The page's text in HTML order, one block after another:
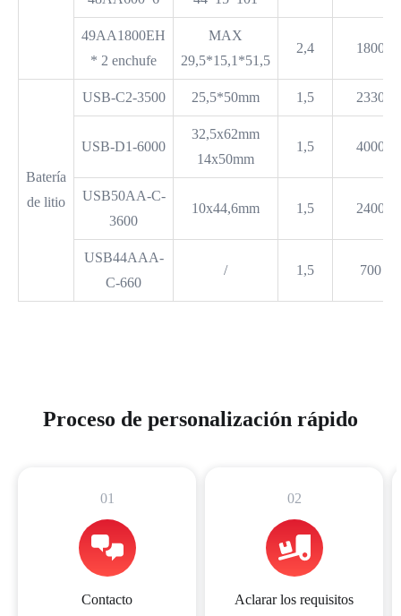
49AA1800EH
* 2 enchufe
MAX
29,5*15,1*51,5
2,4 1800
Batería
de litio
USB-C2-3500 25,5*50mm 1,5 2330
USB-D1-6000
32,5x62mm
14x50mm
1,5 4000
USB50AA-C-
3600
10x44,6mm 1,5 2400
USB44AAA-
C-660
/ 1,5 700
Proceso de personalización rápido
01
Contacto
02
Aclarar los requisitos